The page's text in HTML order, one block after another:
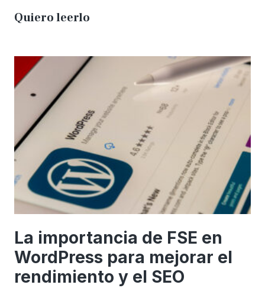
Quiero leerlo
una
una
WordCamp
La importancia de FSE en
WordPress para mejorar el
rendimiento y el SEO